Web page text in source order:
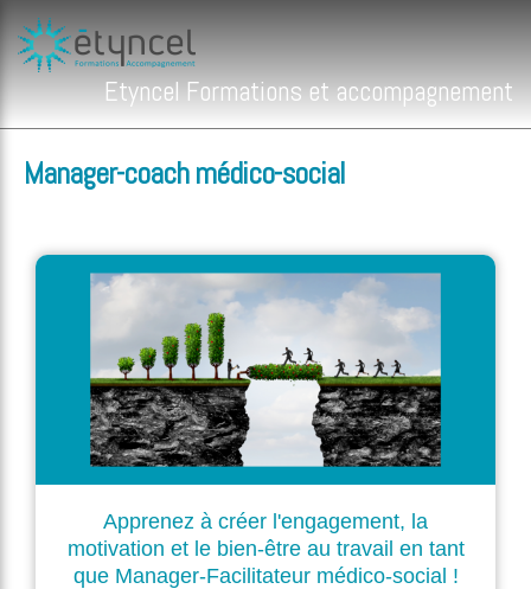
Etyncel Formations et accompagnement
Manager-coach médico-social
Apprenez à créer l'engagement, la
motivation et le bien-être au travail en tant
que Manager-Facilitateur médico-social !